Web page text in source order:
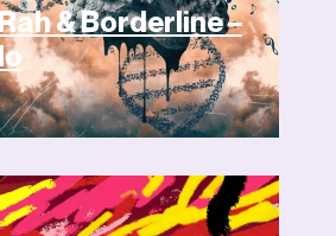
Rah & Borderline –